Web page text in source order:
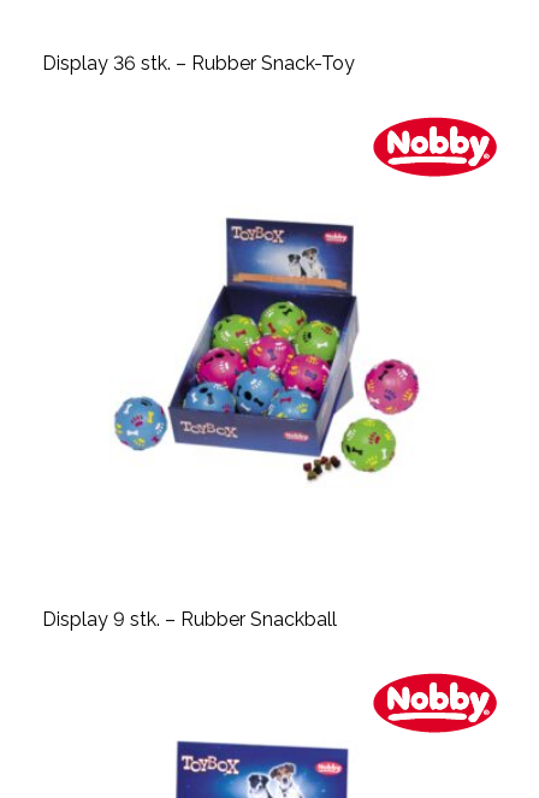
Display 36 stk. – Rubber Snack-Toy
Display 9 stk. – Rubber Snackball